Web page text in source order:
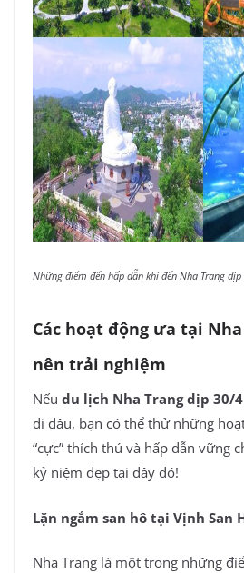
Những điểm đến hấp dẫn khi đến Nha Trang
Các hoạt động ưa tại
nên trải nghiệm
Nếu du lịch Nha Trang dịp 30/4
đi đâu, bạn có thể thử những
“cực” thích thú và hấp dẫn vững
kỷ niệm đẹp tại đây đó!
Lặn ngắm san hô tại Vịnh San
Nha Trang là một trong những